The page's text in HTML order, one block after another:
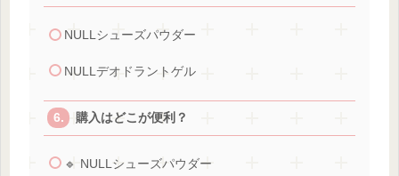
NULLシューズパウダー
NULLデオドラントゲル
購入はどこが便利？
🔹 NULLシューズパウダー